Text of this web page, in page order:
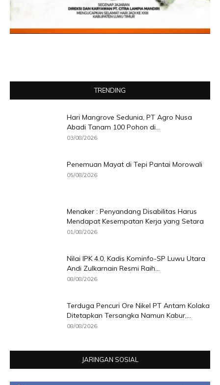
TRENDING
Hari Mangrove Sedunia, PT Agro Nusa
Abadi Tanam 100 Pohon di...
03/08/2026
Penemuan Mayat di Tepi Pantai Morowali
05/08/2026
Menaker : Penyandang Disabilitas Harus
Mendapat Kesempatan Kerja yang Setara
01/08/2026
Nilai IPK 4.0, Kadis Kominfo-SP Luwu Utara
Andi Zulkarnain Resmi Raih...
08/08/2026
Terduga Pencuri Ore Nikel PT Antam Kolaka
Ditetapkan Tersangka Namun Kabur,...
08/08/2026
JARINGAN SOSIAL